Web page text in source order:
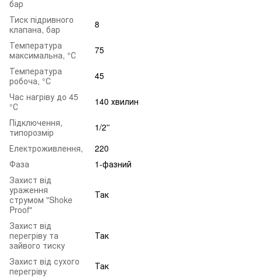
бар
Тиск підривного
клапана, бар
8
Температура
максимальна, °С
75
Температура
робоча, °С
45
Час нагріву до 45
°С
140 хвилин
Підключення,
типорозмір
1/2''
Електроживлення,
220
Фаза
1-фазний
Захист від
ураження
струмом "Shoke
Proof"
Так
Захист від
перегріву та
зайвого тиску
Так
Захист від сухого
перегріву
Так